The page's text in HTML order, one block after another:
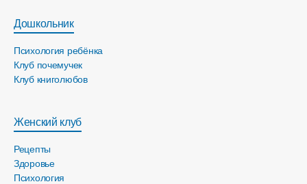
Дошкольник
Психология ребёнка
Клуб почемучек
Клуб книголюбов
Женский клуб
Рецепты
Здоровье
Психология